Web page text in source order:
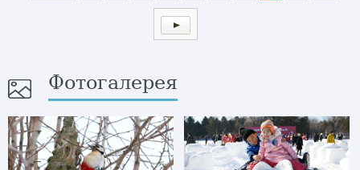
Фотогалерея